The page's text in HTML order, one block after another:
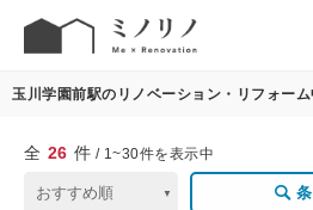
26
玉川学園前駅のリノベーション・リフォー
全 26 件 / 1~30件を表示中